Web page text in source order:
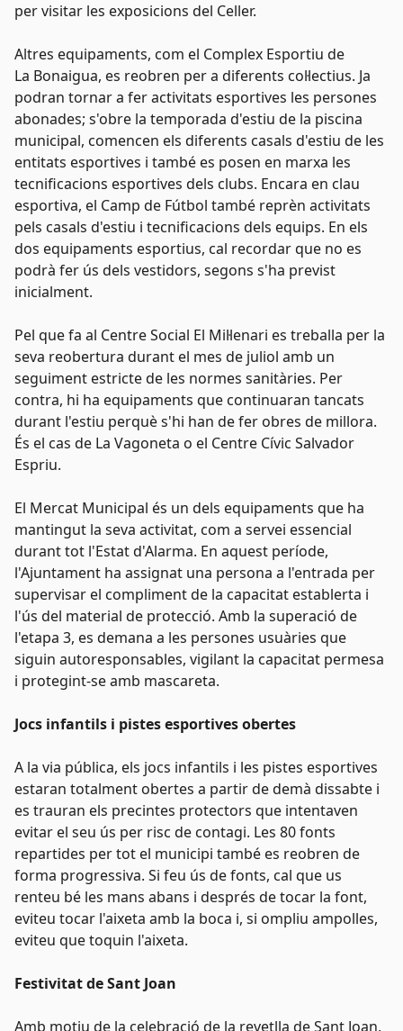
per visitar les exposicions del Celler.
Altres equipaments, com el Complex Esportiu de
La Bonaigua, es reobren per a diferents col·lectius. Ja
podran tornar a fer activitats esportives les persones
abonades; s'obre la temporada d'estiu de la piscina
municipal, comencen els diferents casals d'estiu de les
entitats esportives i també es posen en marxa les
tecnificacions esportives dels clubs. Encara en clau
esportiva, el Camp de Fútbol també reprèn activitats
pels casals d'estiu i tecnificacions dels equips. En els
dos equipaments esportius, cal recordar que no es
podrà fer ús dels vestidors, segons s'ha previst
inicialment.
Pel que fa al Centre Social El Mil·lenari es treballa per la
seva reobertura durant el mes de juliol amb un
seguiment estricte de les normes sanitàries. Per
contra, hi ha equipaments que continuaran tancats
durant l'estiu perquè s'hi han de fer obres de millora.
És el cas de La Vagoneta o el Centre Cívic Salvador
Espriu.
El Mercat Municipal és un dels equipaments que ha
mantingut la seva activitat, com a servei essencial
durant tot l'Estat d'Alarma. En aquest període,
l'Ajuntament ha assignat una persona a l'entrada per
supervisar el compliment de la capacitat establerta i
l'ús del material de protecció. Amb la superació de
l'etapa 3, es demana a les persones usuàries que
siguin autoresponsables, vigilant la capacitat permesa
i protegint-se amb mascareta.
Jocs infantils i pistes esportives obertes
A la via pública, els jocs infantils i les pistes esportives
estaran totalment obertes a partir de demà dissabte i
es trauran els precintes protectors que intentaven
evitar el seu ús per risc de contagi. Les 80 fonts
repartides per tot el municipi també es reobren de
forma progressiva. Si feu ús de fonts, cal que us
renteu bé les mans abans i després de tocar la font,
eviteu tocar l'aixeta amb la boca i, si ompliu ampolles,
eviteu que toquin l'aixeta.
Festivitat de Sant Joan
Amb motiu de la celebració de la revetlla de Sant Joan,